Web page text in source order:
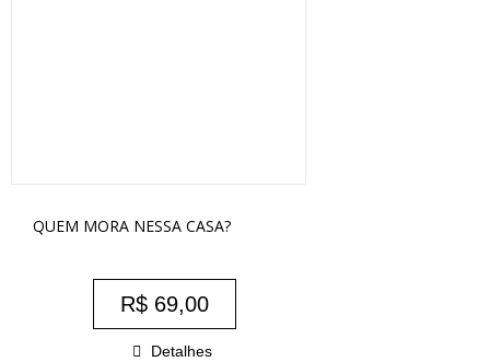
QUEM MORA NESSA CASA?
R$69,00
Detalhes